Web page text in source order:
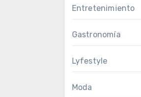
Entretenimiento
Gastronomía
Lyfestyle
Moda